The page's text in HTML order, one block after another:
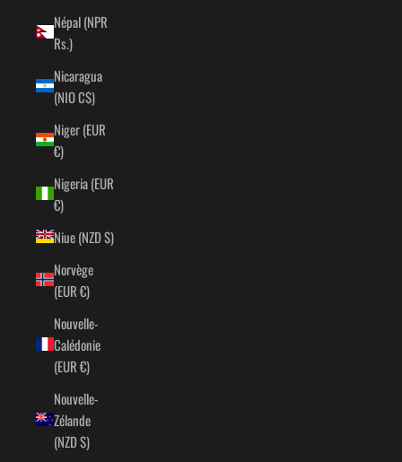
Népal (NPR
Rs.)
Nicaragua
(NIO C$)
Niger (EUR
€)
Nigeria (EUR
€)
Niue (NZD $)
Norvège
(EUR €)
Nouvelle-
Calédonie
(EUR €)
Nouvelle-
Zélande
(NZD $)